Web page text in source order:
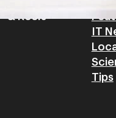
& Reels
IT
Tips